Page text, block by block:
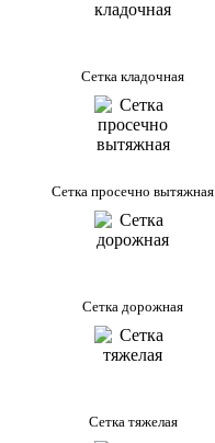
Сетка кладочная
Сетка просечно вытяжная
Сетка дорожная
Сетка тяжелая